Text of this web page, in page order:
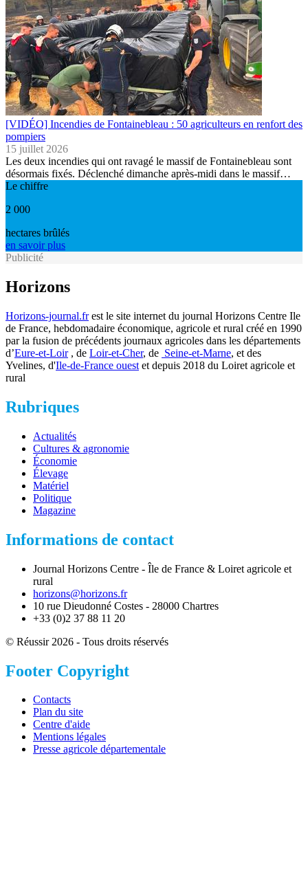
[VIDÉO] Incendies de Fontainebleau : 50 agriculteurs en renfort des
pompiers
15 juillet 2026
Les deux incendies qui ont ravagé le massif de Fontainebleau sont
désormais fixés. Déclenché dimanche après-midi dans le massif…
Le chiffre
2 000
hectares brûlés
en savoir plus
Publicité
Horizons
Horizons-journal.frest le site internet du journal Horizons Centre Ile
de France, hebdomadaire économique, agricole et rural créé en 1990
par la fusion de précédents journaux agricoles dans les départements
d’Eure-et-Loir, de Loir-et-Cher, de Seine-et-Marne, et des
Yvelines, d'Ile-de-France ouest et depuis 2018 du Loiret agricole et
rural
Rubriques
Actualités
Cultures & agronomie
Économie
Élevage
Matériel
Politique
Magazine
Informations de contact
Journal Horizons Centre - Île de France & Loiret agricole et
rural
horizons@horizons.fr
10 rue Dieudonné Costes - 28000 Chartres
+33 (0)2 37 88 11 20
© Réussir 2026 - Tous droits réservés
Footer Copyright
Contacts
Plan du site
Centre d'aide
Mentions légales
Presse agricole départementale